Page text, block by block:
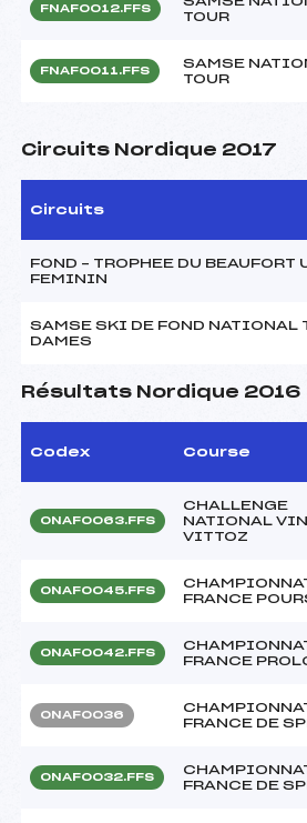
FNAF0012.FFS
TOUR
FNAF0011.FFS
SAMSE
TOUR
Circuits Nordique 2017
Circuits
FOND – TROPHEE DU BEAUFORT
FEMININ
SAMSE SKI DE FOND NATIONAL
DAMES
Résultats Nordique 2016
Codex Course
ONAF0063.FFS
CHALLENGE
NATIONAL
VITTOZ
ONAF0045.FFS
FRANCE
ONAF0042.FFS
FRANCE
ONAF0036
FRANCE DE
ONAF0032.FFS
FRANCE DE